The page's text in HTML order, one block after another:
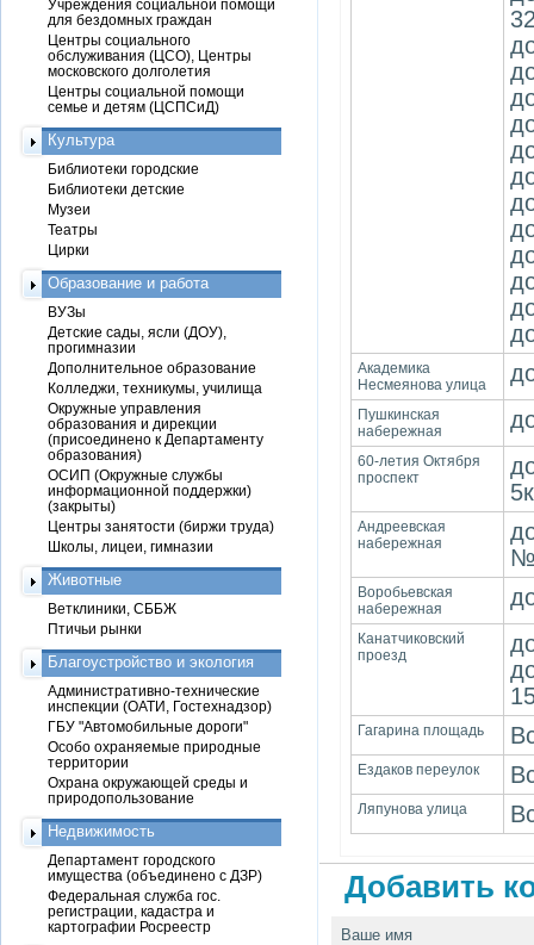
Академика
Несмеянова улица
Пушкинская
набережная
60-летия Октября
проспект
Андреевская
набережная
№
Воробьевская
набережная
Канатчиковский
проезд
Гагарина площадь
Ездаков переулок
Ляпунова улица
Добавить
Ваше имя
Учреждения социальной помощи
для бездомных граждан
Центры социального
обслуживания (ЦСО), Центры
московского долголетия
Центры социальной помощи
семье и детям (ЦСПСиД)
Культура
Библиотеки городские
Библиотеки детские
Музеи
Театры
Цирки
Образование и работа
ВУЗы
Детские сады, ясли (ДОУ),
прогимназии
Дополнительное образование
Колледжи, техникумы, училища
Окружные управления
образования и дирекции
(присоединено к Департаменту
образования)
ОСИП (Окружные службы
информационной поддержки)
(закрыты)
Центры занятости (биржи труда)
Школы, лицеи, гимназии
Животные
Ветклиники, СББЖ
Птичьи рынки
Благоустройство и экология
Административно-технические
инспекции (ОАТИ, Гостехнадзор)
ГБУ "Автомобильные дороги"
Особо охраняемые природные
территории
Охрана окружающей среды и
природопользование
Недвижимость
Департамент городского
имущества (объединено с ДЗР)
Федеральная служба гос.
регистрации, кадастра и
картографии Росреестр